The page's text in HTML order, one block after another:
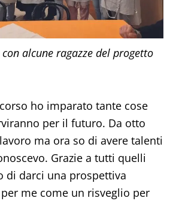
alcune ragazze del progetto
ho imparato tante cose
per il futuro. Da otto
ma ora so di avere talenti
Grazie a tutti quelli
di darci una prospettiva
per me come un risveglio per